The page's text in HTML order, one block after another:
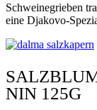
Schweinegrieben
eine Djakovo-
NIN 125G